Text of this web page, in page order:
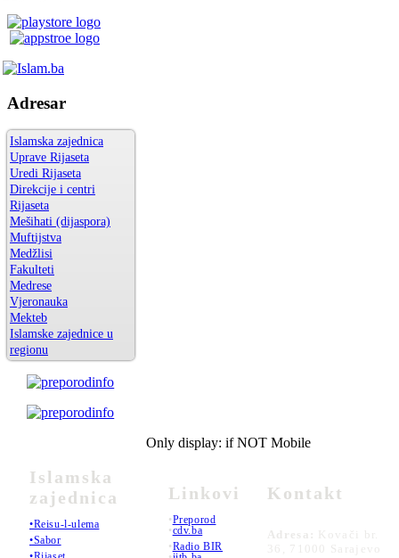
Adresar
Islamska zajednica
Uprave Rijaseta
Uredi Rijaseta
Direkcije i centri
Rijaseta
Mešihati (dijaspora)
Muftijstva
Medžlisi
Fakulteti
Medrese
Vjeronauka
Mekteb
Islamske zajednice u
regionu
Islamska
zajednica
•Reisu-l-ulema
•Sabor
Only display: if NOT Mobile
Linkovi
•Preporod
•cdv.ba
•Radio BIR
Kontakt
Adresa:
Kovači br.
36, 71000 Sarajevo